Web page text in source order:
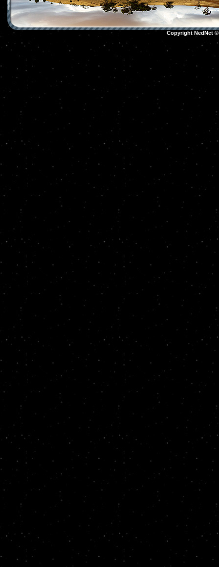
Copyright NedNet